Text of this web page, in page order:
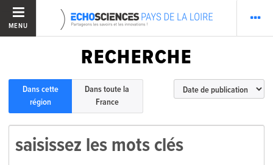
MENU
RECHERCHE
Dans cette
région
Dans toute la
France